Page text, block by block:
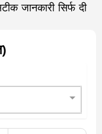
जानकारी सिर्फ दी
)